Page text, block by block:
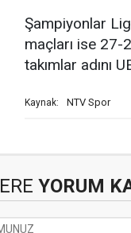
Şampiyonlar
maçları ise
takımlar adını
Kaynak: NTV Spor
YORUM